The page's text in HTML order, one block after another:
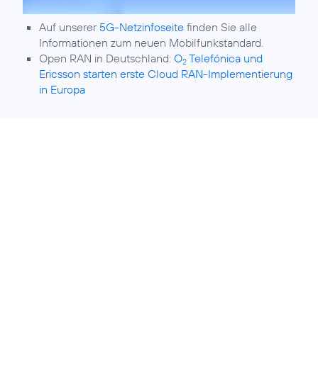
Auf unserer 5G-Netzinfoseite finden Sie alle
Informationen zum neuen Mobilfunkstandard.
Open RAN in Deutschland: O2 Telefónica und
Ericsson starten erste Cloud RAN-Implementierung
in Europa